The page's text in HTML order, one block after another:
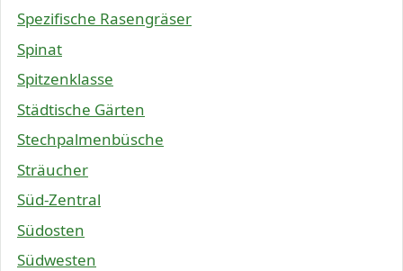
Spezifische Rasengräser
Spinat
Spitzenklasse
Städtische Gärten
Stechpalmenbüsche
Sträucher
Süd-Zentral
Südosten
Südwesten